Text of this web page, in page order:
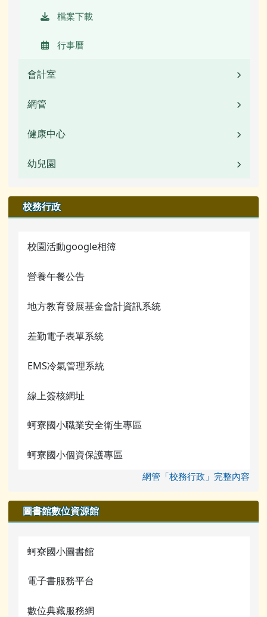
校園影音
檔案下載
圖書館數位資源館
榮譽榜
校園影音
行事曆
檔案下載
行事曆
會計室
校園公告
行事曆
網管
校園公告
活動相簿
校園影音
檔案下載
行事曆
網管常用連結
關於我們
校務行政
蚵寮評鑑網站
電腦課程資源
宣導網站
健康中心
校園公告
行事曆
幼兒園
業務職掌
活動相簿
榮譽榜
校園影音
常用連結
檔案下載
行事曆
校務行政
校園活動google相簿
營養午餐公告
地方教育發展基金會計資訊系統
差勤電子表單系統
EMS冷氣管理系統
線上簽核網址
蚵寮國小職業安全衛生專區
蚵寮國小個資保護專區
網管「校務行政」完整內容
圖書館數位資源館
蚵寮國小圖書館
電子書服務平台
數位典藏服務網